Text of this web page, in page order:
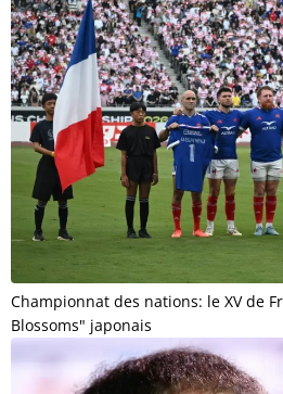
Championnat des nations: le XV de
Blossoms" japonais